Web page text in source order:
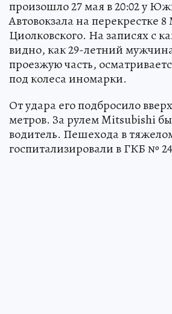
произошло 27 мая в 20:02 у
Автовокзала на перекрестке
Циолковского. На записях с
видно, как 29-летний
проезжую часть,
под колеса иномарки.
От удара его подбросило
метров. За рулем Mitsubishi
водитель. Пешехода в
госпитализировали в ГКБ №